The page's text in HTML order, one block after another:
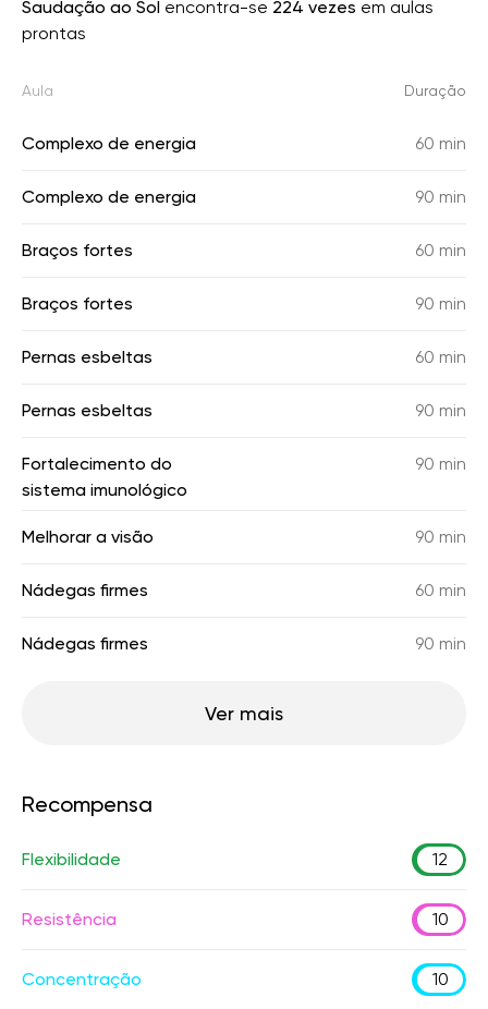
Saudação ao Sol encontra-se 224 vezes em aulas
prontas
Aula Duração
Complexo de energia 60 min
Complexo de energia 90 min
Braços fortes 60 min
Braços fortes 90 min
Pernas esbeltas 60 min
Pernas esbeltas 90 min
Fortalecimento do
sistema imunológico
90 min
Melhorar a visão 90 min
Nádegas firmes 60 min
Nádegas firmes 90 min
Ver mais
Recompensa
Flexibilidade 12
Resistência 10
Concentração 10